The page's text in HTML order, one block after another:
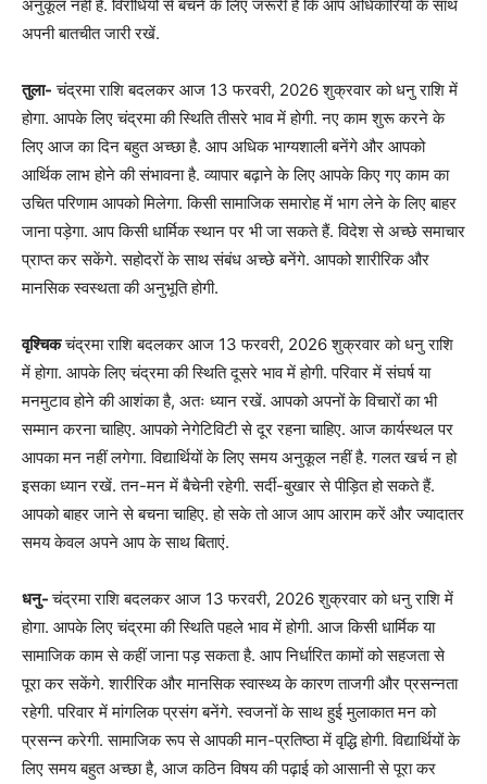
अनुकूल नहीं है. विरोधियों से बचने के लिए जरूरी है कि आप अधिकारियों के साथ
अपनी बातचीत जारी रखें.
तुला- चंद्रमा राशि बदलकर आज 13 फरवरी, 2026 शुक्रवार को धनु राशि में
होगा. आपके लिए चंद्रमा की स्थिति तीसरे भाव में होगी. नए काम शुरू करने के
लिए आज का दिन बहुत अच्छा है. आप अधिक भाग्यशाली बनेंगे और आपको
आर्थिक लाभ होने की संभावना है. व्यापार बढ़ाने के लिए आपके किए गए काम का
उचित परिणाम आपको मिलेगा. किसी सामाजिक समारोह में भाग लेने के लिए बाहर
जाना पड़ेगा. आप किसी धार्मिक स्थान पर भी जा सकते हैं. विदेश से अच्छे समाचार
प्राप्त कर सकेंगे. सहोदरों के साथ संबंध अच्छे बनेंगे. आपको शारीरिक और
मानसिक स्वस्थता की अनुभूति होगी.
वृश्चिकचंद्रमा राशि बदलकर आज 13 फरवरी, 2026 शुक्रवार को धनु राशि
में होगा. आपके लिए चंद्रमा की स्थिति दूसरे भाव में होगी. परिवार में संघर्ष या
मनमुटाव होने की आशंका है, अतः ध्यान रखें. आपको अपनों के विचारों का भी
सम्मान करना चाहिए. आपको नेगेटिविटी से दूर रहना चाहिए. आज कार्यस्थल पर
आपका मन नहीं लगेगा. विद्यार्थियों के लिए समय अनुकूल नहीं है. गलत खर्च न हो
इसका ध्यान रखें. तन-मन में बैचेनी रहेगी. सर्दी-बुखार से पीड़ित हो सकते हैं.
आपको बाहर जाने से बचना चाहिए. हो सके तो आज आप आराम करें और ज्यादातर
समय केवल अपने आप के साथ बिताएं.
धनु-चंद्रमा राशि बदलकर आज 13 फरवरी, 2026 शुक्रवार को धनु राशि में
होगा. आपके लिए चंद्रमा की स्थिति पहले भाव में होगी. आज किसी धार्मिक या
सामाजिक काम से कहीं जाना पड़ सकता है. आप निर्धारित कामों को सहजता से
पूरा कर सकेंगे. शारीरिक और मानसिक स्वास्थ्य के कारण ताजगी और प्रसन्नता
रहेगी. परिवार में मांगलिक प्रसंग बनेंगे. स्वजनों के साथ हुई मुलाकात मन को
प्रसन्न करेगी. सामाजिक रूप से आपकी मान-प्रतिष्ठा में वृद्धि होगी. विद्यार्थियों के
लिए समय बहुत अच्छा है, आज कठिन विषय की पढ़ाई को आसानी से पूरा कर